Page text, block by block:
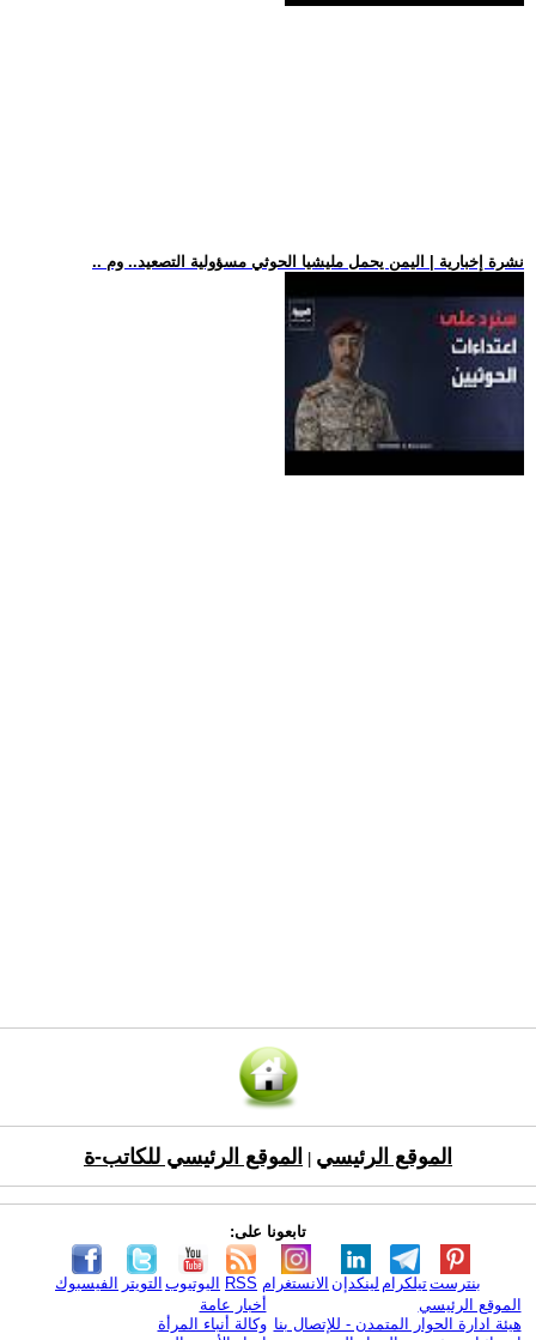
.. نشرة إخبارية | اليمن يحمل مليشيا الحوثي مسؤولية التصعيد.. وم
الموقع الرئيسي الموقع الرئيسي للكاتب-ة
تابعونا على:
الفيسبوك التويتر اليوتيوب RSS الانستغرام لينكدإن تيلكرامبنترست
الموقع الرئيسي
هيئة ادارة الحوار المتمدن - للإتصال بنا
أخبار عامة
وكالة أنباء المرأة